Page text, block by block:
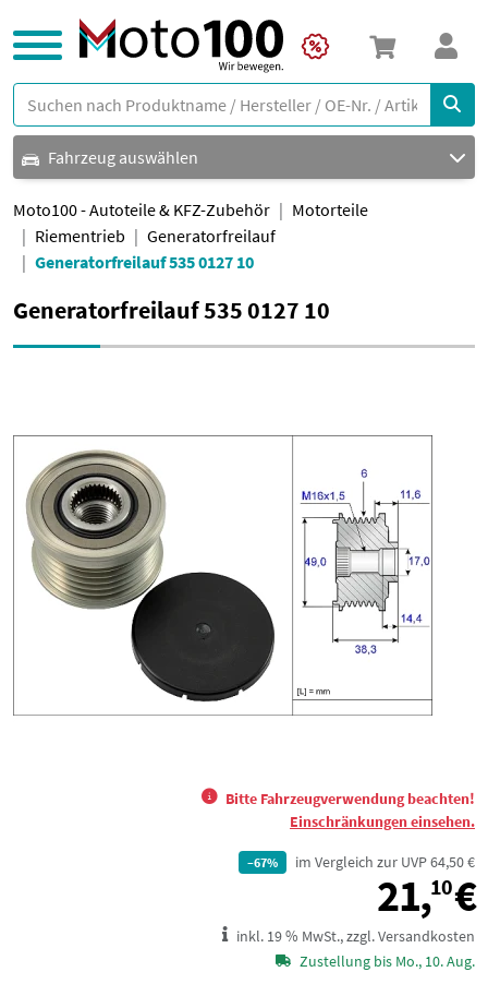
Fahrzeug auswählen
Moto100 - Autoteile & KFZ-Zubehör
Motorteile
Riementrieb
Generatorfreilauf
Generatorfreilauf 535 0127 10
Generatorfreilauf 535 0127 10
Bitte Fahrzeugverwendung beachten!
Einschränkungen einsehen.
–67% im Vergleich zur UVP 64,50 €
21,10€
inkl. 19 % MwSt., zzgl. Versandkosten
Zustellung bis Mo., 10. Aug.